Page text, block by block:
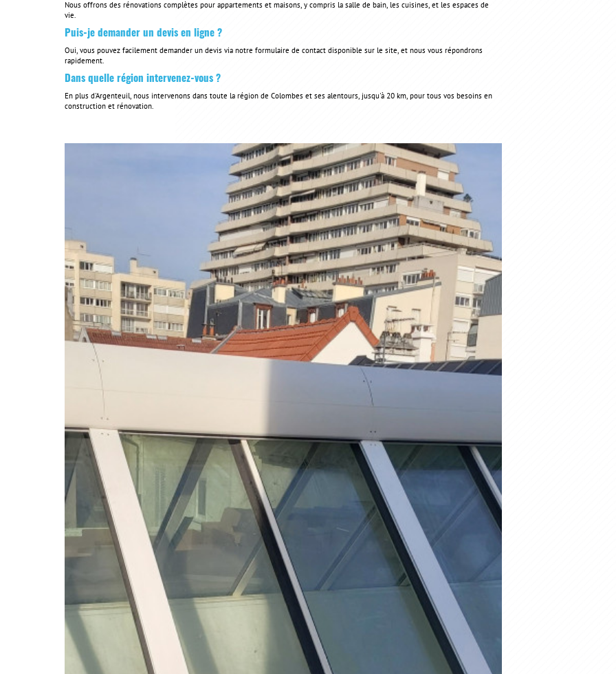
Nous offrons des rénovations complètes pour appartements et maisons, y compris la salle de bain, les cuisines, et les espaces de
vie.
Puis-je demander un devis en ligne ?
Oui, vous pouvez facilement demander un devis via notre formulaire de contact disponible sur le site, et nous vous répondrons
rapidement.
Dans quelle région intervenez-vous ?
En plus d'Argenteuil, nous intervenons dans toute la région de Colombes et ses alentours, jusqu'à 20 km, pour tous vos besoins en
construction et rénovation.